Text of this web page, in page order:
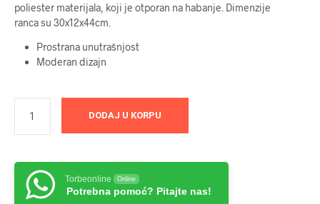
4499 RSD.
poliester materijala, koji je otporan na habanje. Dimenzije
ranca su 30x12x44cm.
Prostrana unutrašnjost
Moderan dizajn
DODAJ U KORPU
Torbeonline Online
Potrebna pomoć? Pitajte nas!